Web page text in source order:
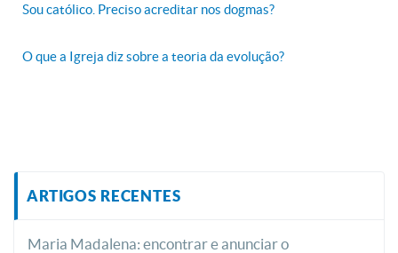
Sou católico. Preciso acreditar nos dogmas?
O que a Igreja diz sobre a teoria da evolução?
ARTIGOS RECENTES
Maria Madalena: encontrar e anunciar o